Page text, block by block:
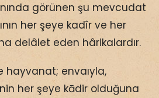
görünen şu mevcudat
her şeye kadîr ve her
delâlet eden hârikalardır.
hayvanat; envaıyla,
her şeye kādir olduğuna